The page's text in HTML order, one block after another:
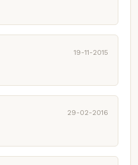
19-11-2015
29-02-2016